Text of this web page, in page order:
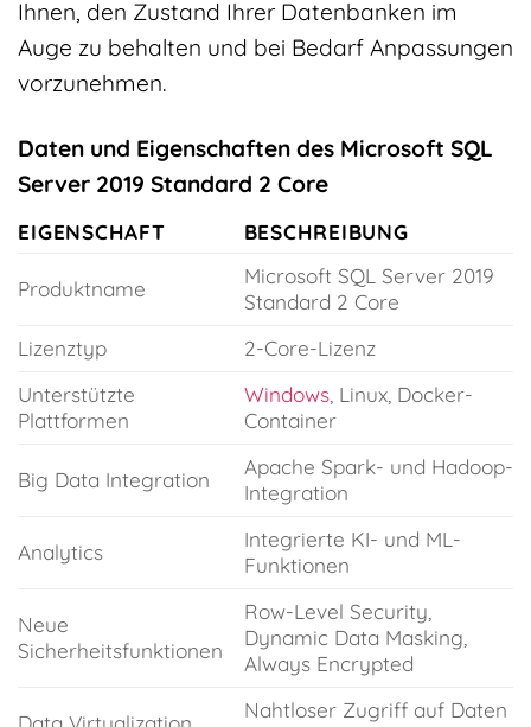
Ihnen, den Zustand Ihrer Datenbanken im
Auge zu behalten und bei Bedarf Anpassungen
vorzunehmen.
Daten und Eigenschaften des Microsoft SQL
Server 2019 Standard 2 Core
EIGENSCHAFT BESCHREIBUNG
Produktname
Microsoft SQL Server 2019
Standard 2 Core
Lizenztyp
2-Core-Lizenz
Unterstützte
Plattformen
Windows, Linux, Docker-
Container
Big Data Integration
Apache Spark- und Hadoop-
Integration
Analytics
Integrierte KI- und ML-
Funktionen
Neue
Sicherheitsfunktionen
Row-Level Security,
Dynamic Data Masking,
Always Encrypted
Nahtloser Zugriff auf Daten